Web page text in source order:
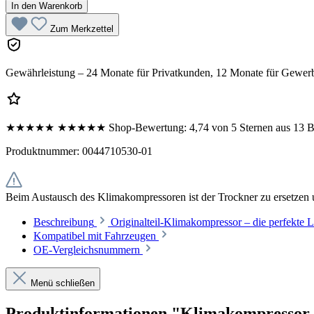
In den Warenkorb
Zum Merkzettel
Gewährleistung – 24 Monate für Privatkunden, 12 Monate für
★★★★★ ★★★★★ Shop-Bewertung: 4,74 von 5 Sternen aus 13
Produktnummer: 0044710530-01
Beim Austausch des Klimakompressoren ist der Trockner zu
Beschreibung Originalteil-Klimakompressor – die perfekte
Kompatibel mit Fahrzeugen
OE-Vergleichsnummern
Menü schließen